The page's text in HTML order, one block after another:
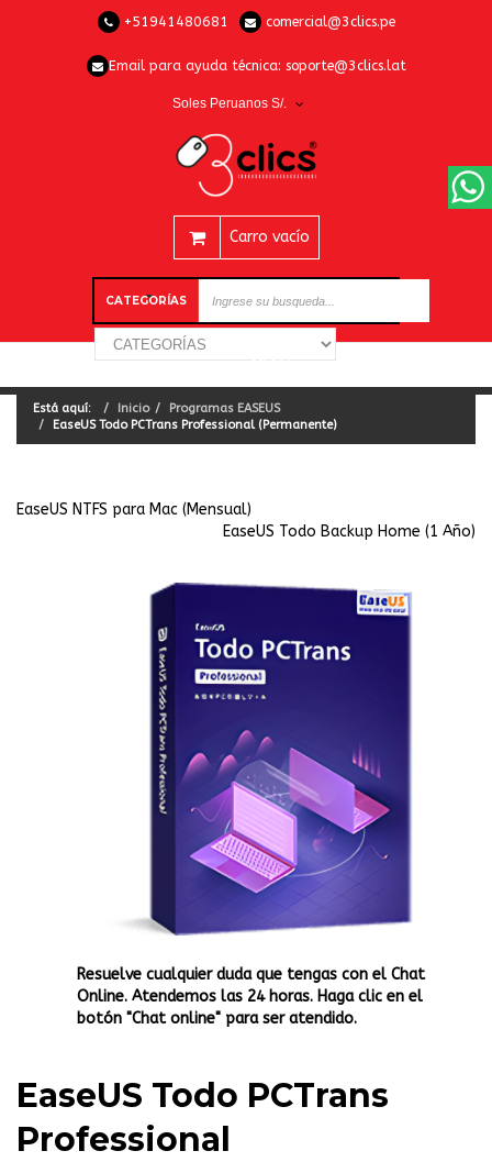
+51941480681 comercial@3clics.pe
Email para ayuda técnica: soporte@3clics.lat
Soles Peruanos S/.
Carro vacío
CATEGORÍAS
Está aquí: Inicio
Programas EASEUS
EaseUS Todo PCTrans Professional (Permanente)
EaseUS NTFS para Mac (Mensual)
EaseUS Todo Backup Home (1 Año)
Resuelve cualquier duda que tengas con el Chat
Online. Atendemos las 24 horas. Haga clic en el
botón "Chat online" para ser atendido.
EaseUS Todo PCTrans
Professional